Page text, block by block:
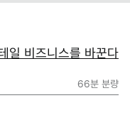
일 비즈니스를 바꾼다
66분 분량